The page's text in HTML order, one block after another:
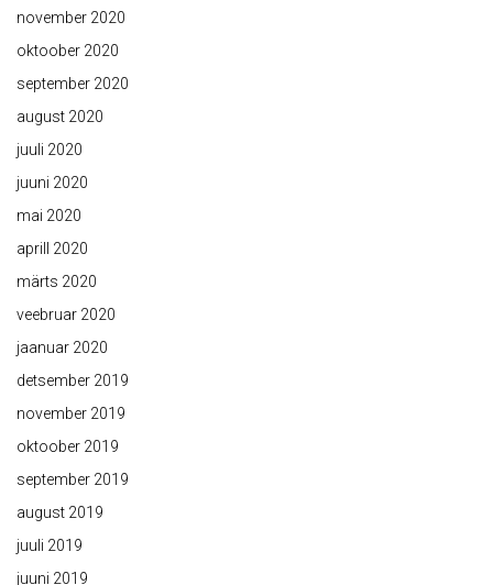
november 2020
oktoober 2020
september 2020
august 2020
juuli 2020
juuni 2020
mai 2020
aprill 2020
märts 2020
veebruar 2020
jaanuar 2020
detsember 2019
november 2019
oktoober 2019
september 2019
august 2019
juuli 2019
juuni 2019